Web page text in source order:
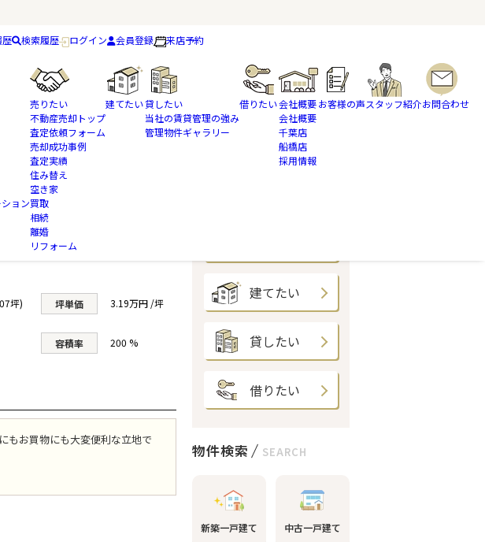
歴 検索履歴 ログイン 会員登録 来店予約
ョン
売りたい
不動産売却トップ
査定依頼フォーム
売却成功事例
査定実績
住み替え
空き家
買取
相続
離婚
リフォーム
建てたい貸したい
当社の賃貸管理の強み
管理物件ギャラリー
借りたい会社概要
会社概要
千葉店
船橋店
採用情報
お客様の声スタッフ紹介お問合わせ
八街は 建築条件なし土地
坪) 坪単価 3.19万円 /坪
容積率 200 %
もお買物にも大変便利な立地で
建てたい
貸したい
借りたい
物件検索 SEARCH
新築一戸建て 中古一戸建て